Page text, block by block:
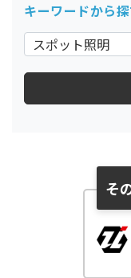
キーワードから
そ